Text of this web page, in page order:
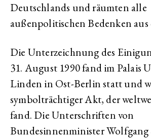
Deutschlands und räumten alle
außenpolitischen Bedenken aus
Die Unterzeichnung des
31. August 1990 fand im Palais
Linden in Ost-Berlin statt und
symbolträchtiger Akt, der
fand. Die Unterschriften von
Bundesinnenminister